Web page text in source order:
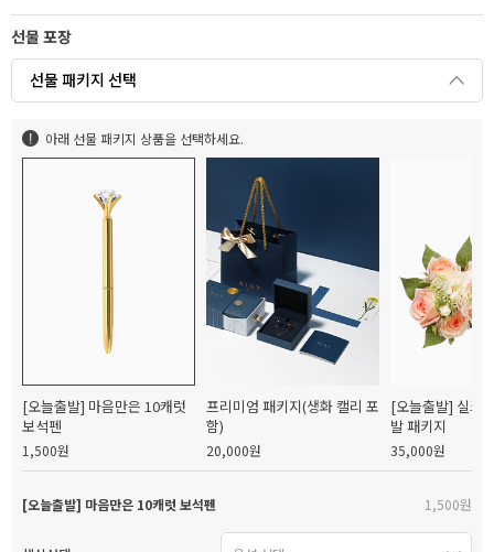
선물 포장
선물 패키지 선택
아래 선물 패키지 상품을 선택하세요.
[오늘출발] 마음만은 10캐럿
보석펜
1,500원
프리미엄 패키지(생화 캘리 포
함)
20,000원
[오늘출발] 실크
발 패키지
35,000원
[오늘출발] 마음만은 10캐럿 보석펜 1,500원